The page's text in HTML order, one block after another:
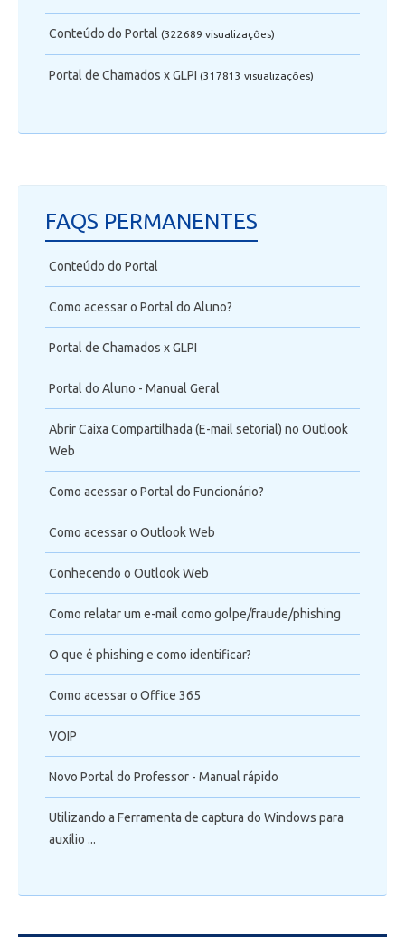
Conteúdo do Portal (322689 visualizaçôes)
Portal de Chamados x GLPI (317813 visualizaçôes)
FAQS PERMANENTES
Conteúdo do Portal
Como acessar o Portal do Aluno?
Portal de Chamados x GLPI
Portal do Aluno - Manual Geral
Abrir Caixa Compartilhada (E-mail setorial) no Outlook
Web
Como acessar o Portal do Funcionário?
Como acessar o Outlook Web
Conhecendo o Outlook Web
Como relatar um e-mail como golpe/fraude/phishing
O que é phishing e como identificar?
Como acessar o Office 365
VOIP
Novo Portal do Professor - Manual rápido
Utilizando a Ferramenta de captura do Windows para
auxílio ...